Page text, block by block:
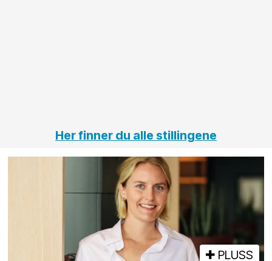
Her finner du alle stillingene
PLUSS